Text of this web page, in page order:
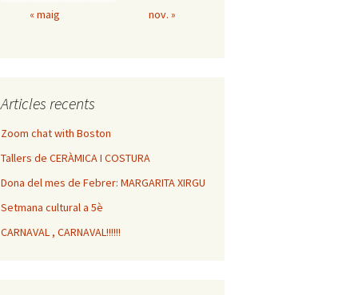
« maig nov. »
Articles recents
Zoom chat with Boston
Tallers de CERÀMICA I COSTURA
Dona del mes de Febrer: MARGARITA XIRGU
Setmana cultural a 5è
CARNAVAL , CARNAVAL!!!!!!